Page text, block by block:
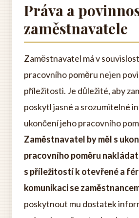
Práva a
zaměstnavatele
Zaměstnavatel má v
pracovního poměru nejen
příležitosti. Je důležité, aby
poskytl jasné a srozumitelné
ukončení jeho pracovního
Zaměstnavatel by měl s
pracovního poměru
s příležitostí k otevřené a
komunikaci se
poskytnout mu dostatek